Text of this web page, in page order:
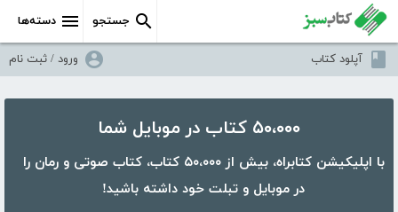
دسته‌ها جستجو
آپلود کتاب ورود / ثبت نام
۵۰،۰۰۰ کتاب در موبایل شما
با اپلیکیشن کتابراه، بیش از ۵۰،۰۰۰ کتاب، کتاب صوتی و رمان را
در موبایل و تبلت خود داشته باشید!